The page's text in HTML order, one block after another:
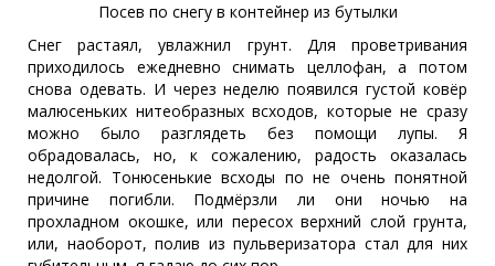
Посев по снегу в контейнер из бутылки
Снег растаял, увлажнил грунт. Для проветривания
приходилось ежедневно снимать целлофан, а потом
снова одевать. И через неделю появился густой ковёр
малюсеньких нитеобразных всходов, которые не сразу
можно было разглядеть без помощи лупы. Я
обрадовалась, но, к сожалению, радость оказалась
недолгой. Тонюсенькие всходы по не очень понятной
причине погибли. Подмёрзли ли они ночью на
прохладном окошке, или пересох верхний слой грунта,
или, наоборот, полив из пульверизатора стал для них